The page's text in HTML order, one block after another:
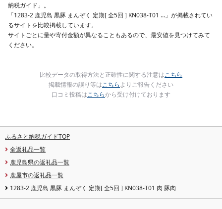
納税ガイド」。
「1283-2 鹿児島 黒豚 まんぞく 定期[ 全5回 ] KN038-T01 …」が掲載されてい
るサイトを比較掲載しています。
サイトごとに量や寄付金額が異なることもあるので、最安値を見つけてみて
ください。
比較データの取得方法と正確性に関する注意はこちら
掲載情報の誤り等はこちらよりご報告ください
口コミ投稿はこちらから受け付けております
ふるさと納税ガイドTOP
全返礼品一覧
鹿児島県の返礼品一覧
鹿屋市の返礼品一覧
1283-2 鹿児島 黒豚 まんぞく 定期[ 全5回 ] KN038-T01 肉 豚肉